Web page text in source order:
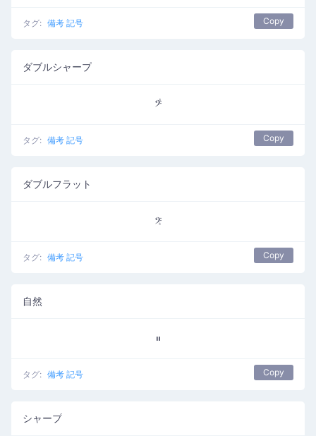
タグ: 備考 記号 Copy
ダブルシャープ
𝄣
タグ: 備考 記号 Copy
ダブルフラット
𝄤
タグ: 備考 記号 Copy
自然
𝄥
タグ: 備考 記号 Copy
シャープ